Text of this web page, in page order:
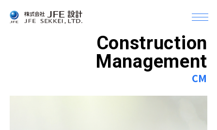
メ
ュ
ー
を
開
トップメッセージ
Construction
Management
CM